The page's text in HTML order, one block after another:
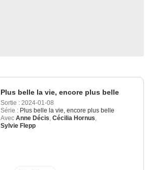
Plus belle la vie, encore plus belle
Sortie : 2024-01-08
Série : Plus belle la vie, encore plus belle
Avec Anne Décis Cécilia Hornus
Sylvie Flepp